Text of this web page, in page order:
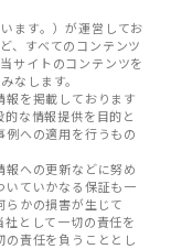
ます。）が運営してお
、すべてのコンテンツ
サイトのコンテンツを
なします。
を掲載しております
な情報提供を目的と
例への適用を行うもの
への更新などに努め
いていかなる保証も一
かの損害が生じて
として一切の責任を
責任を負うこととし